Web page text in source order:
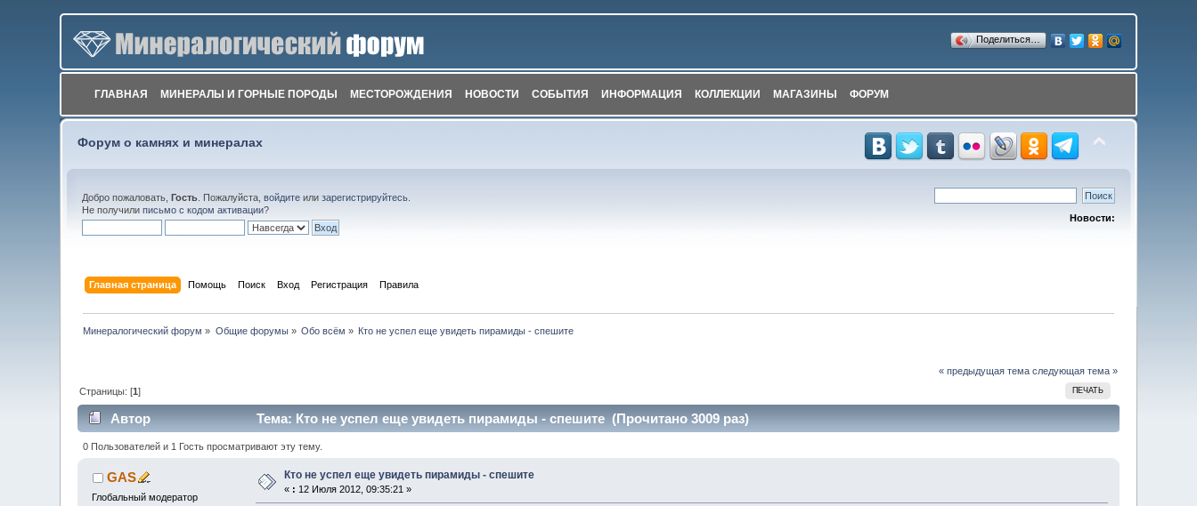
Поделиться…
ГЛАВНАЯ МИНЕРАЛЫ И ГОРНЫЕ ПОРОДЫ МЕСТОРОЖДЕНИЯ НОВОСТИ СОБЫТИЯ ИНФОРМАЦИЯ КОЛЛЕКЦИИ МАГАЗИНЫ ФОРУМ
Форум о камнях и минералах
Добро пожаловать,Гость . Пожалуйста,войдите илизарегистрируйтесь
Не получилиписьмо с кодом активации?
Новости:
Главная страница Помощь Поиск Вход Регистрация Правила
Минералогический форум » Общие форумы» Обо всём » Кто не успел еще увидеть пирамиды - спешите
« предыдущая тема следующая тема »
ПЕЧАТЬ
Страницы: [1]
Автор Тема: Кто не успел еще увидеть пирамиды - спешите (Прочитано 3009 раз)
0 Пользователей и 1 Гость просматривают эту тему.
GAS
Глобальный модератор
Кто не успел еще увидеть пирамиды - спешите
« : 12 Июля 2012, 09:35:21 »